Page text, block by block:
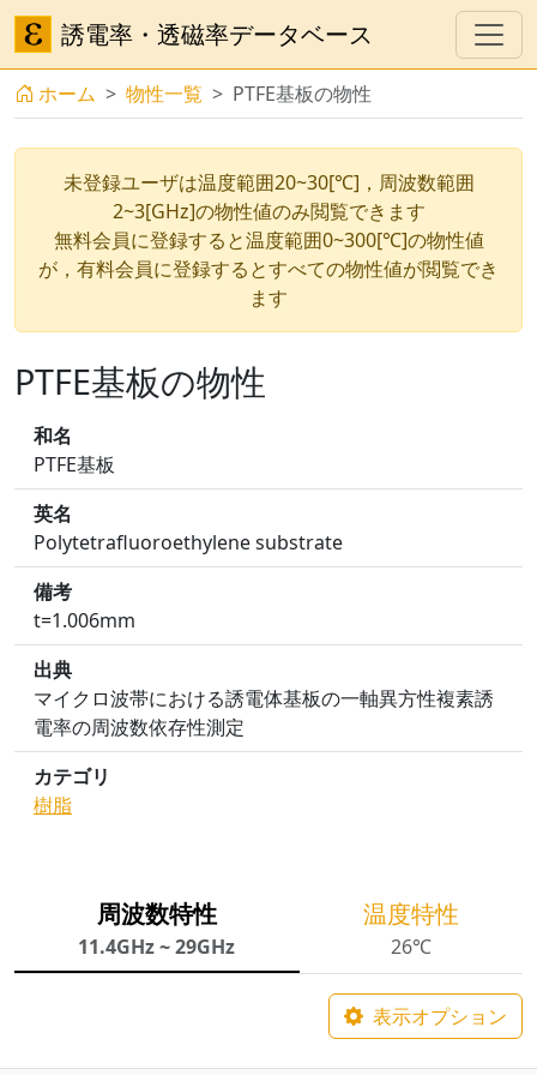
誘電率・透磁率データベース
ホーム 物性一覧 PTFE基板の物性
未登録ユーザは温度範囲20~30[℃]，周波数範囲
2~3[GHz]の物性値のみ閲覧できます
無料会員に登録すると温度範囲0~300[℃]の物性値
が，有料会員に登録するとすべての物性値が閲覧でき
ます
PTFE基板の物性
和名
PTFE基板
英名
Polytetrafluoroethylene substrate
備考
t=1.006mm
出典
マイクロ波帯における誘電体基板の一軸異方性複素誘
電率の周波数依存性測定
カテゴリ
樹脂
周波数特性
11.4GHz ~ 29GHz
温度特性
26℃
表示オプション